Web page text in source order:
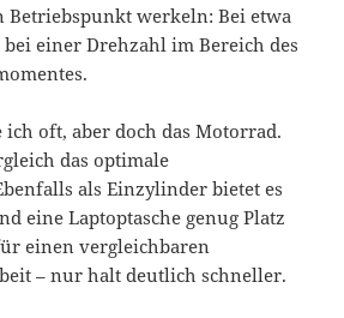
Betriebspunkt werkeln: Bei etwa
einer Drehzahl im Bereich des
oft, aber doch das Motorrad.
das optimale
als Einzylinder bietet es
eine Laptoptasche genug Platz
einen vergleichbaren
– nur halt deutlich schneller.